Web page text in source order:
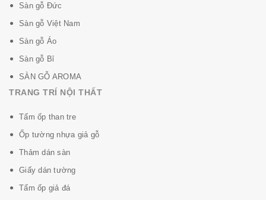
mất đi tính tự nhiên.
Lưu ý khi sử dụng: Thường xuyên hút bụi, lau sàn sạch
khô ráo, tránh kéo lê vật làm trầy mặt sàn.
Sàn gỗ Đức
Sàn gỗ Việt Nam
Sàn gỗ Áo
Sàn gỗ Bỉ
SÀN GỖ AROMA
TRANG TRÍ NỘI THẤT
Tấm ốp than tre
Ốp tường nhựa giả gỗ
Thảm dán sàn
Giấy dán tường
Tấm ốp giả đá